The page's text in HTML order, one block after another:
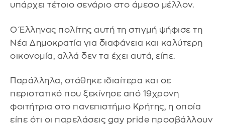
υπάρχει τέτοιο σενάριο στο άμεσο μέλλον.
Ο Έλληνας πολίτης αυτή τη στιγμή ψήφισε τη
Νέα Δημοκρατία για διαφάνεια και καλύτερη
οικονομία, αλλά δεν τα έχει αυτά, είπε.
Παράλληλα, στάθηκε ιδιαίτερα και σε
περιστατικό που ξεκίνησε από 19χρονη
φοιτήτρια στο πανεπιστήμιο Κρήτης, η οποία
είπε ότι οι παρελάσεις gay pride προσβάλλουν